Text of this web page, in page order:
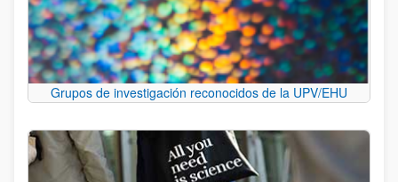
Grupos de investigación reconocidos de la UPV/EHU